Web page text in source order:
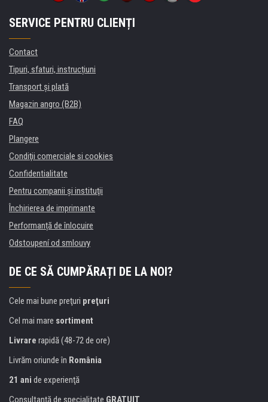
SERVICE PENTRU CLIENȚI
Contact
Tipuri, sfaturi, instrucțiuni
Transport şi plată
Magazin angro (B2B)
FAQ
Plangere
Condiţii comerciale si cookies
Confidentialitate
Pentru companii și instituţii
Închirierea de imprimante
Performanță de înlocuire
Odstoupení od smlouvy
DE CE SĂ CUMPĂRAȚI DE LA NOI?
Cele mai bune preţuri preţuri
Cel mai mare sortiment
Livrare rapidă (48-72 de ore)
Livrăm oriunde în România
21 ani de experienţă
Consultanţă de specialitate GRATUIT